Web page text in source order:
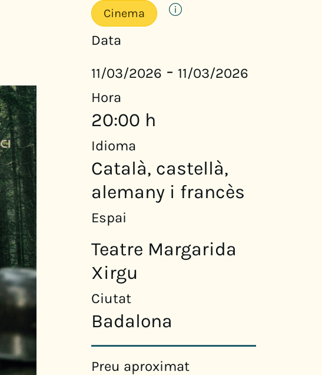
Cinema
Data
11/03/2026 - 11/03/2026
Hora
20:00 h
Idioma
Català, castellà,
alemany i francès
Espai
Teatre Margarida
Xirgu
Ciutat
Badalona
Preu aproximat